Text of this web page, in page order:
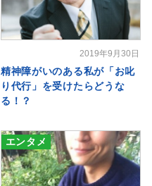
2019年9月30日
精神障がいのある私が「お叱
り代行」を受けたらどうな
る！？
エンタメ